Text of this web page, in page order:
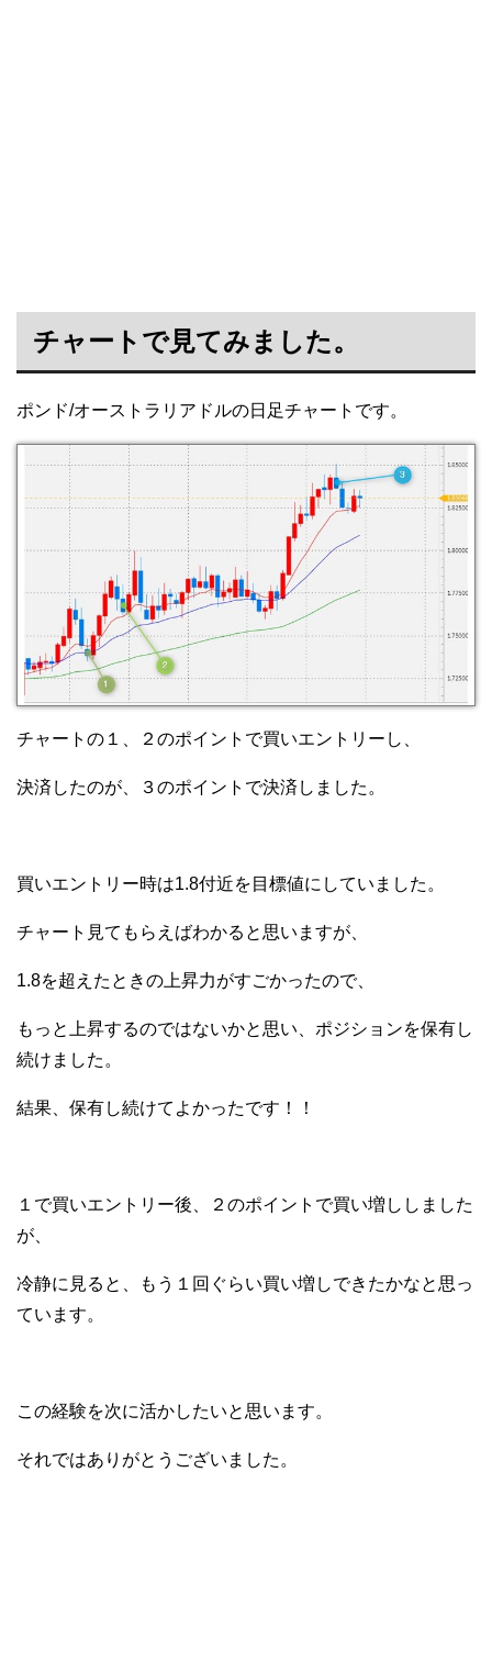
チャートで見てみました。
ポンド/オーストラリアドルの日足チャートです。
チャートの１、２のポイントで買いエントリーし、
決済したのが、３のポイントで決済しました。
買いエントリー時は1.8付近を目標値にしていました。
チャート見てもらえばわかると思いますが、
1.8を超えたときの上昇力がすごかったので、
もっと上昇するのではないかと思い、ポジションを保有し
続けました。
結果、保有し続けてよかったです！！
１で買いエントリー後、２のポイントで買い増ししました
が、
冷静に見ると、もう１回ぐらい買い増しできたかなと思っ
ています。
この経験を次に活かしたいと思います。
それではありがとうございました。